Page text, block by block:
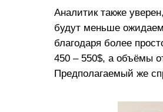
Аналитик также
будут меньше
благодаря более
450 – 550$, а объёмы
Предполагаемый же